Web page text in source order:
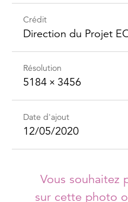
Crédit
Direction du Projet
Résolution
5184 × 3456
Date d'ajout
12/05/2020
Vous souhaitez
sur cette photo